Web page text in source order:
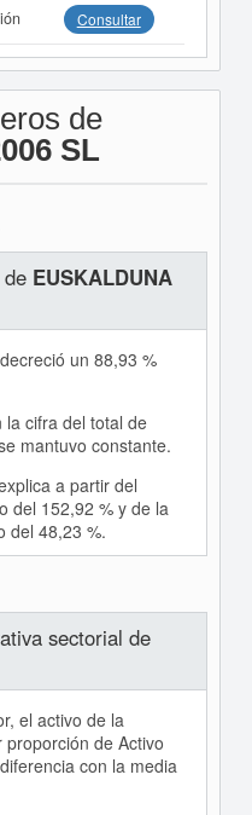
Consultar
de
SL
EUSKALDUNA
un 88,93 %
cifra del total de
mantuvo constante.
a partir del
del 152,92 % y de la
del 48,23 %.
sectorial de
el activo de la
de Activo
con la media